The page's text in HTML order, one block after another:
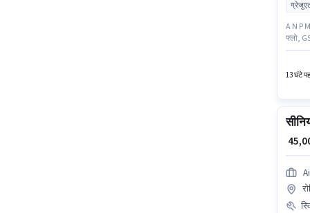
A N P
फ्लो,
13 घंटे
₹